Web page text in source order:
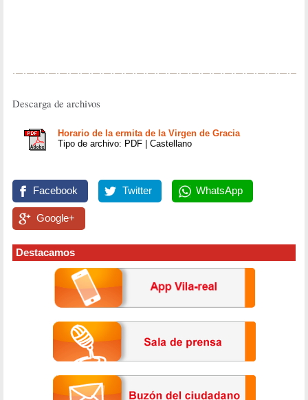
Descarga de archivos
Horario de la ermita de la Virgen de Gracia
Tipo de archivo: PDF | Castellano
Facebook Twitter WhatsApp
Google+
Destacamos